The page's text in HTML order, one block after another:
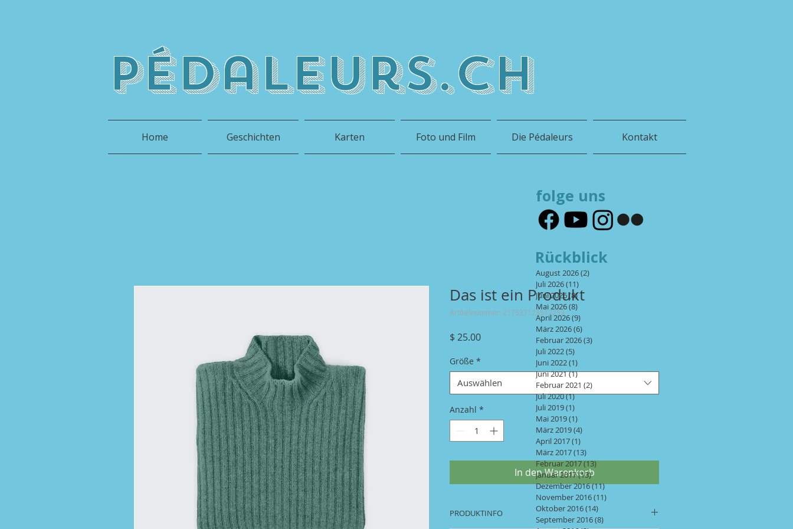
pédaleurs.ch
Home Geschichten Karten Foto und Film Die Pédaleurs Kontakt
Das ist ein Produkt
Artikelnummer: 217537123517253
$ 25.00Preis
Größe *
Auswählen
Anzahl *
In den Warenkorb
PRODUKTINFO
folge uns
Rückblick
August 2026(2)
Juli 2026(11)
Juni 2026(8)8 Beiträge
Mai 2026(8)
April 2026(9)
März 2026(6)
Februar 2026(3)
Juli 2022(5)
Juni 2022(1)
Juni 2021(1)1 Beitrag
Februar 2021 (2)
Juli 2020(1)1 Beitrag
Juli 2019(1)
Mai 2019(1)
März 2019(4)
April 2017(1)
März 2017(13)
Februar 2017(13)13 Beiträge
Januar 2017(13)13 Beiträge
Dezember 2016(11)11 Beiträge
November 2016(11)
Oktober 2016(14)
September 2016(8)